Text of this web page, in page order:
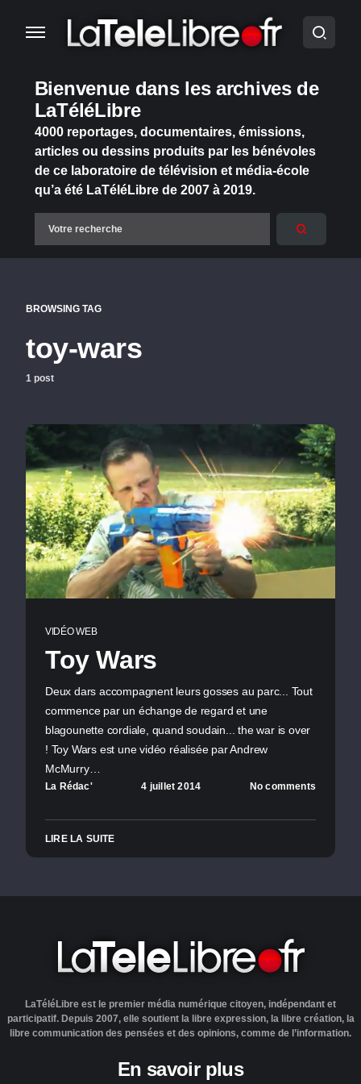
Bienvenue dans les archives de
LaTéléLibre
4000 reportages, documentaires, émissions,
articles ou dessins produits par les bénévoles
de ce laboratoire de télévision et média-école
qu’a été LaTéléLibre de 2007 à 2019.
BROWSING TAG
toy-wars
1 post
VIDÉO WEB
Toy Wars
Deux dars accompagnent leurs gosses au parc... Tout
commence par un échange de regard et une
blagounette cordiale, quand soudain... the war is over
! Toy Wars est une vidéo réalisée par Andrew
McMurry…
La Rédac' 4 juillet 2014 No comments
LIRE LA SUITE
LaTéléLibre est le premier média numérique citoyen, indépendant et
participatif. Depuis 2007, elle soutient la libre expression, la libre création, la
libre communication des pensées et des opinions, comme de l’information.
En savoir plus